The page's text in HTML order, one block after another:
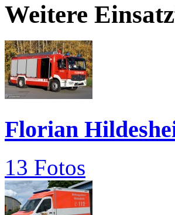
Weitere
Florian
13 Fotos